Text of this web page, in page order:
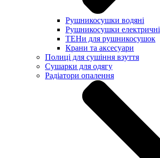
Рушникосушки водяні
Рушникосушки електричні
ТЕНи для рушникосушок
Крани та аксесуари
Полиці для сушіння взуття
Сушарки для одягу
Радіатори опалення